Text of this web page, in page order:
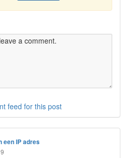
feed for this post
een IP adres